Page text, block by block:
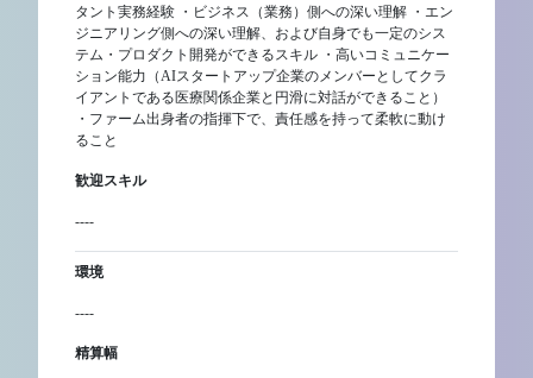
タント実務経験 ・ビジネス（業務）側への深い理解 ・エン
ジニアリング側への深い理解、および自身でも一定のシス
テム・プロダクト開発ができるスキル ・高いコミュニケー
ション能力（AIスタートアップ企業のメンバーとしてクラ
イアントである医療関係企業と円滑に対話ができること）
・ファーム出身者の指揮下で、責任感を持って柔軟に動け
ること
歓迎スキル
----
環境
----
精算幅